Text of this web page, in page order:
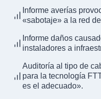
Informe averías
«sabotaje» a la red
Informe daños
instaladores a
Auditoría al tipo de
para la tecnología
es el adecuado».